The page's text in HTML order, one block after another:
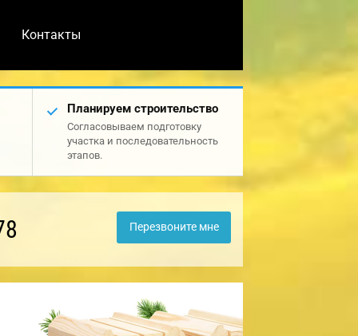
Контакты
Планируем строительство
Согласовываем подготовку
участка и последовательность
этапов.
Перезвоните мне